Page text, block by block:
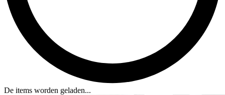
De items worden geladen...